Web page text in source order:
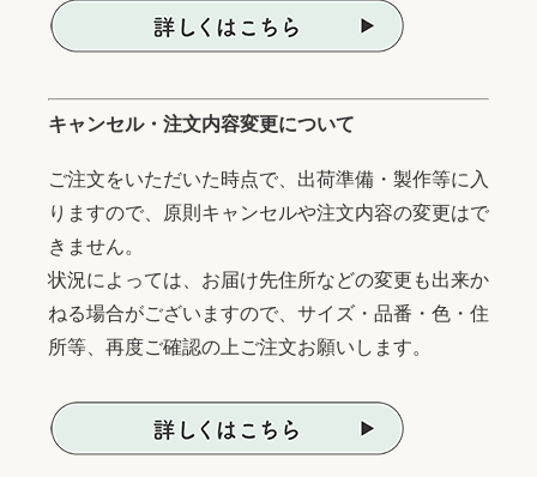
キャンセル・注文内容変更について
ご注文をいただいた時点で、出荷準備・製作等に入
りますので、原則キャンセルや注文内容の変更はで
きません。
状況によっては、お届け先住所などの変更も出来か
ねる場合がございますので、サイズ・品番・色・住
所等、再度ご確認の上ご注文お願いします。